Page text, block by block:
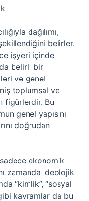
dağılımı,
belirler.
işyeri içinde
belirli bir
ve genel
toplumsal ve
figürlerdir. Bu
genel yapısını
doğrudan
sadece ekonomik
zamanda ideolojik
“kimlik”, “sosyal
kavramlar da bu